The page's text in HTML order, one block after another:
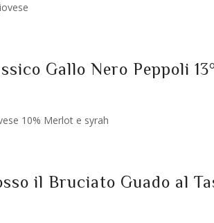
Gallo Nero Peppoli
10% Merlot e syrah
il Bruciato Guado al